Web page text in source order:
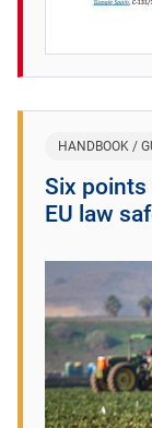
HANDBOOK /
​Six
EU law